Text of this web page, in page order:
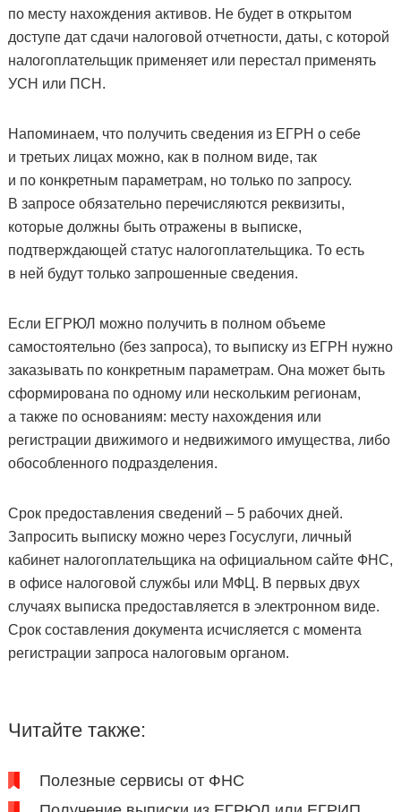
по месту нахождения активов. Не будет в открытом
доступе дат сдачи налоговой отчетности, даты, с которой
налогоплательщик применяет или перестал применять
УСН или ПСН.
Напоминаем, что получить сведения из ЕГРН о себе
и третьих лицах можно, как в полном виде, так
и по конкретным параметрам, но только по запросу.
В запросе обязательно перечисляются реквизиты,
которые должны быть отражены в выписке,
подтверждающей статус налогоплательщика. То есть
в ней будут только запрошенные сведения.
Если ЕГРЮЛ можно получить в полном объеме
самостоятельно (без запроса), то выписку из ЕГРН нужно
заказывать по конкретным параметрам. Она может быть
сформирована по одному или нескольким регионам,
а также по основаниям: месту нахождения или
регистрации движимого и недвижимого имущества, либо
обособленного подразделения.
Срок предоставления сведений – 5 рабочих дней.
Запросить выписку можно через Госуслуги, личный
кабинет налогоплательщика на официальном сайте ФНС,
в офисе налоговой службы или МФЦ. В первых двух
случаях выписка предоставляется в электронном виде.
Срок составления документа исчисляется с момента
регистрации запроса налоговым органом.
Читайте также:
Полезные сервисы от ФНС